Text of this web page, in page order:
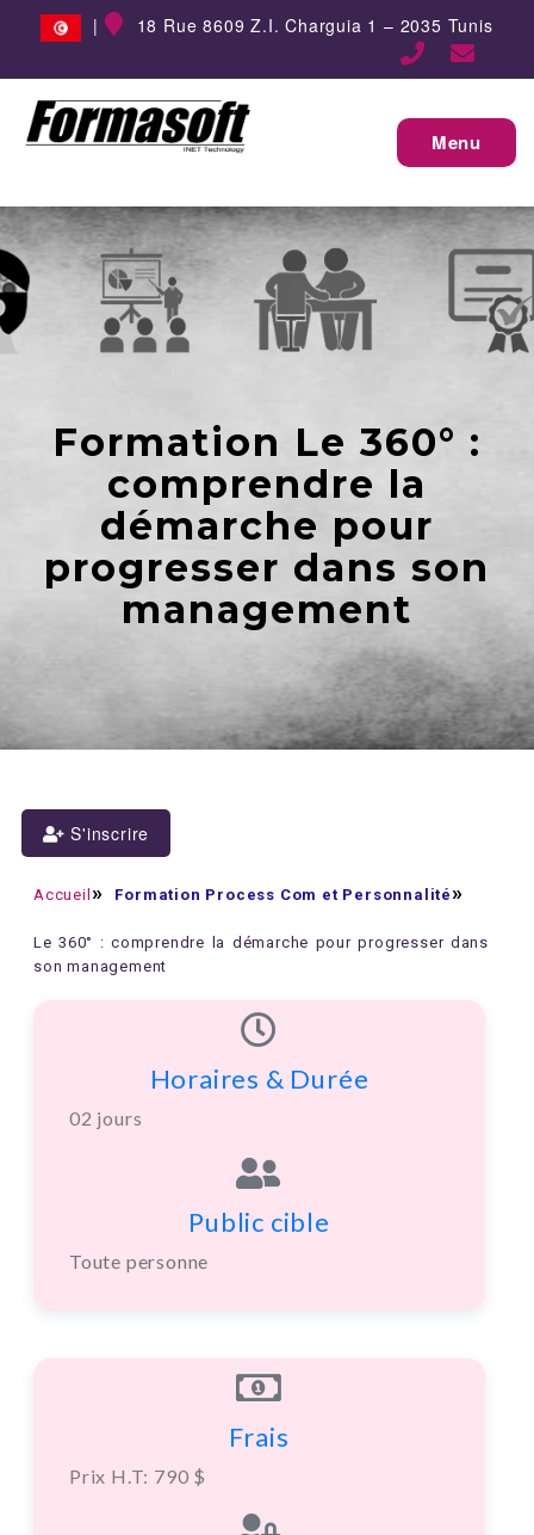
| 18 Rue 8609 Z.I. Charguia 1 – 2035 Tunis
Menu
Formation Le 360° :
comprendre la
démarche pour
progresser dans son
management
S'inscrire
Accueil Formation Process Com et Personnalité
Le 360° : comprendre la démarche pour progresser dans
son management
Horaires & Durée
02 jours
Public cible
Toute personne
Frais
Prix H.T: 790 $